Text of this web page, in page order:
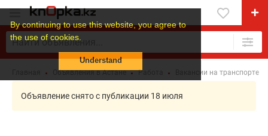
By continuing to use this website, you agree to
the use of cookies.
Understand
Объявления в Астане Работа Вакансии на транспорте
Объявление снято с публикации 18 июля